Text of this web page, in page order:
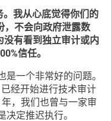
。我从心底觉得你们的
，不会向政府泄露数
有看到独立审计或内
信任。
一个非常好的问题。
经开始进行技术审计
，我们也曾与一家审
定推迟执行。